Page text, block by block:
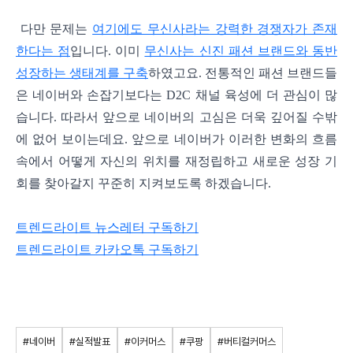
다만 문제는 여기에도 무신사라는 강력한 경쟁자가 존재
한다는 점입니다. 이미
무신사는 신진 패션 브랜드와 동반
성장하는 생태계를 구축하였고요. 전통적인 패션 브랜드들
은 네이버와 손잡기보다는 D2C 채널 육성에 더 관심이 많
습니다. 따라서 앞으로 네이버의 고심은 더욱 깊어질 수밖
에 없어 보이는데요. 앞으로 네이버가 이러한 변화의 흐름
속에서 어떻게 자신의 위치를 재정립하고 새로운 성장 기
회를 찾아갈지 꾸준히 지켜보도록 하겠습니다.
트렌드라이트 뉴스레터 구독하기
트렌드라이트 카카오톡 구독하기
#네이버 #실적발표 #이커머스 #쿠팡 #버티컬커머스